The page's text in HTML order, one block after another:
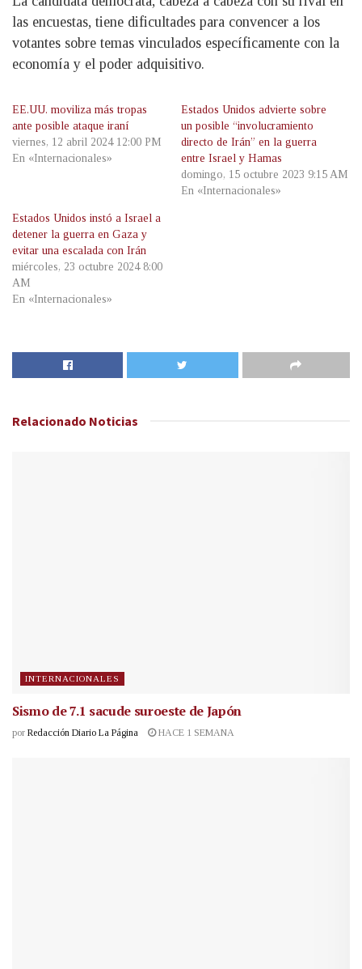
las encuestas, tiene dificultades para convencer a los
votantes sobre temas vinculados específicamente con la
economía y el poder adquisitivo.
EE.UU. moviliza más tropas
ante posible ataque iraní
viernes, 12 abril 2024 12:00 PM
En «Internacionales»
Estados Unidos advierte sobre
un posible “involucramiento
directo de Irán” en la guerra
entre Israel y Hamas
domingo, 15 octubre 2023 9:15 AM
En «Internacionales»
Estados Unidos instó a Israel a
detener la guerra en Gaza y
evitar una escalada con Irán
miércoles, 23 octubre 2024 8:00
AM
En «Internacionales»
Relacionado Noticias
INTERNACIONALES
Sismo de 7.1 sacude suroeste de Japón
por Redacción Diario La Página HACE 1 SEMANA